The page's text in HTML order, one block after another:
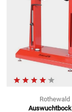
Rothewald
Auswuchtbock